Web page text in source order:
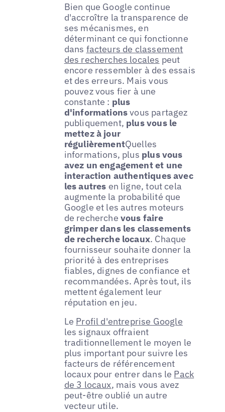
Bien que Google continue
d'accroître la transparence de
ses mécanismes, en
déterminant ce qui fonctionne
dans facteurs de classement
des recherches locales peut
encore ressembler à des essais
et des erreurs. Mais vous
pouvez vous fier à une
constante : plus
d'informationsvous partagez
publiquement, plus vous le
mettez à jour
régulièrementQuelles
informations, plus plus vous
avez un engagement et une
interaction authentiques avec
les autres en ligne, tout cela
augmente la probabilité que
Google et les autres moteurs
de recherche vous faire
grimper dans les classements
de recherche locaux. Chaque
fournisseur souhaite donner la
priorité à des entreprises
fiables, dignes de confiance et
recommandées. Après tout, ils
mettent également leur
réputation en jeu.
Le Profil d'entreprise Google
les signaux offraient
traditionnellement le moyen le
plus important pour suivre les
facteurs de référencement
locaux pour entrer dans le Pack
de 3 locaux, mais vous avez
peut-être oublié un autre
vecteur utile.